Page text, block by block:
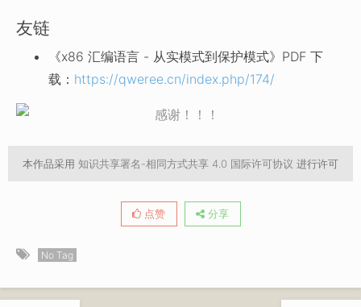
友链
《x86 汇编语言 - 从实模式到保护模式》PDF 下
载： https://qweree.cn/index.php/174/
本作品采用 知识共享署名-相同方式共享 4.0 国际许可协议 进行许可
点赞 分享
No Tag